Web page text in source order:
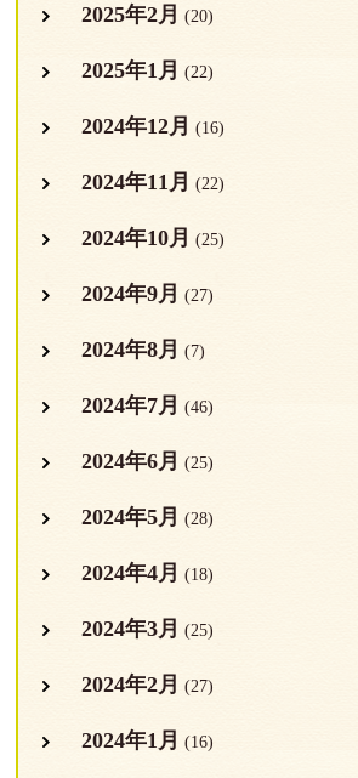
2025年2月 (20)
2025年1月 (22)
2024年12月 (16)
2024年11月 (22)
2024年10月 (25)
2024年9月 (27)
2024年8月 (7)
2024年7月 (46)
2024年6月 (25)
2024年5月 (28)
2024年4月 (18)
2024年3月 (25)
2024年2月 (27)
2024年1月 (16)